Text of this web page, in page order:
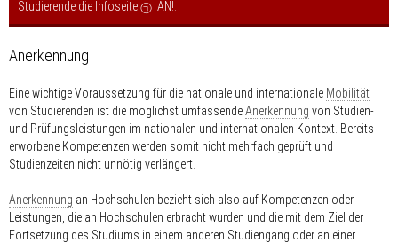
Studierende die Infoseite
AN!
Anerkennung
Eine wichtige Voraussetzung für die nationale und internationale Mobilität
von Studierenden ist die möglichst umfassendeAnerkennung von Studien-
und Prüfungsleistungen im nationalen und internationalen Kontext. Bereits
erworbene Kompetenzen werden somit nicht mehrfach geprüft und
Studienzeiten nicht unnötig verlängert.
Anerkennung an Hochschulen bezieht sich also auf Kompetenzen oder
Leistungen, die an Hochschulen erbracht wurden und die mit dem Ziel der
Fortsetzung des Studiums in einem anderen Studiengang oder an einer